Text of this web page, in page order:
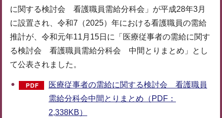
に関する検討会 看護職員需給分科会」が平成28年3月
に設置され、令和7（2025）年における看護職員の需給
推計が、令和元年11月15日に「医療従事者の需給に関す
る検討会 看護職員需給分科会 中間とりまとめ」とし
て公表されました。
医療従事者の需給に関する検討会 看護職員
需給分科会中間とりまとめ（PDF：
2,338KB）